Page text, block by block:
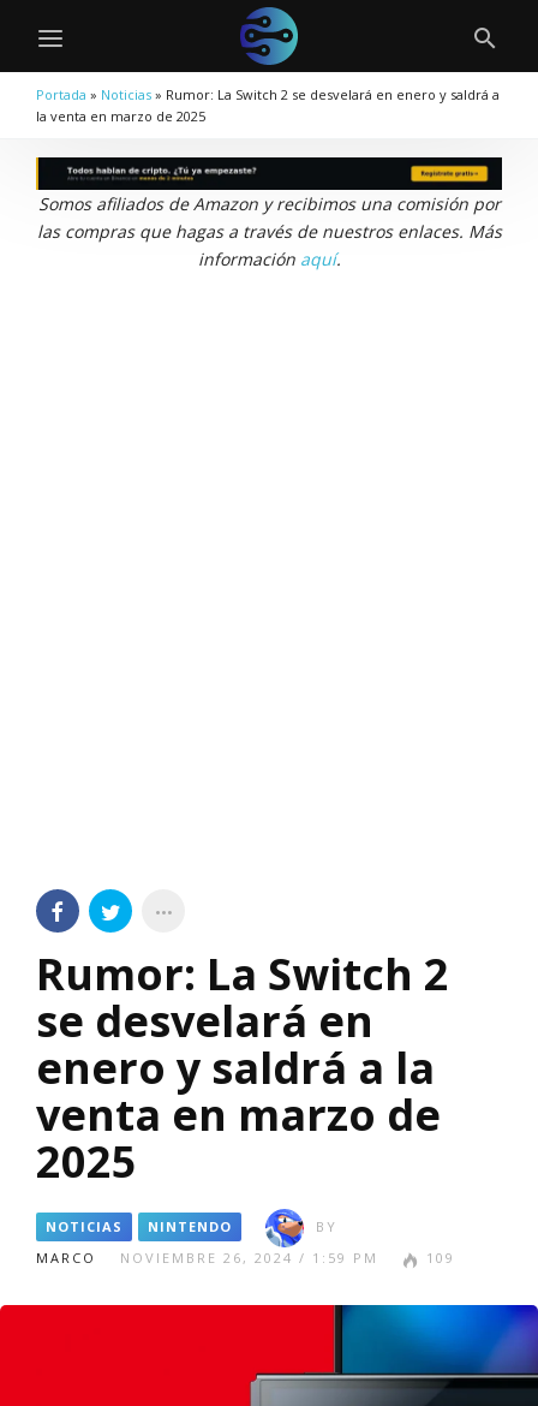
Portada » Noticias » Rumor: La Switch 2 se desvelará en enero y saldrá a
la venta en marzo de 2025
Somos afiliados de Amazon y recibimos una comisión por
las compras que hagas a través de nuestros enlaces. Más
información aquí.
Rumor: La Switch 2
se desvelará en
enero y saldrá a la
venta en marzo de
2025
NOTICIAS NINTENDO
BY
MARCO
NOVIEMBRE 26, 2024 / 1:59 PM 109